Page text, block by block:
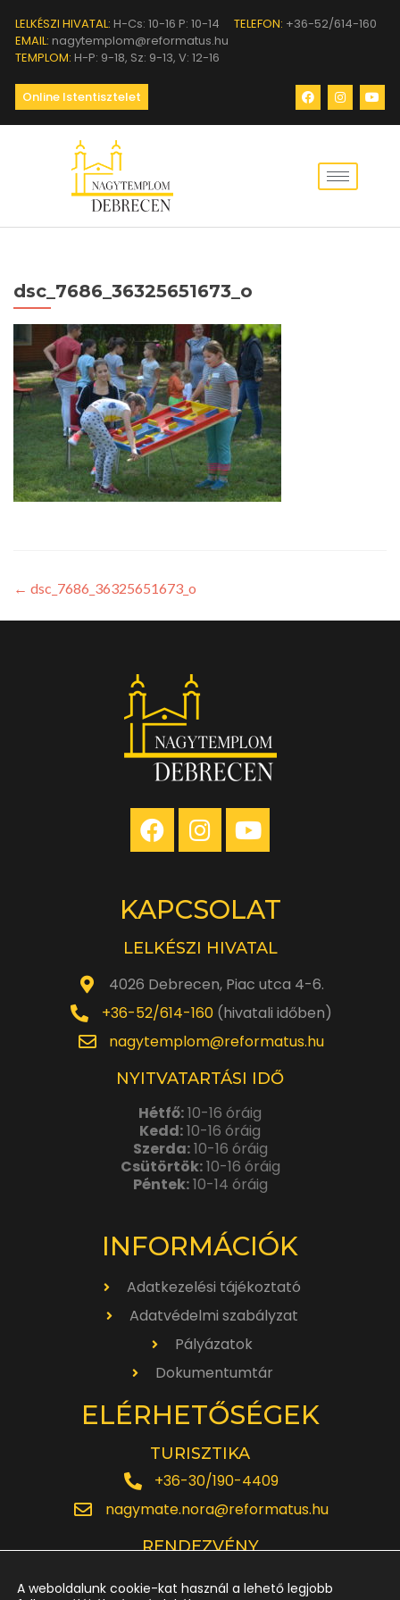
LELKÉSZI HIVATAL: H-Cs: 10-16 P: 10-14 TELEFON: +36-52/614-160
EMAIL: nagytemplom@reformatus.hu
TEMPLOM: H-P: 9-18, Sz: 9-13, V: 12-16
Online Istentisztelet
dsc_7686_36325651673_o
← dsc_7686_36325651673_o
KAPCSOLAT
LELKÉSZI HIVATAL
4026 Debrecen, Piac utca 4-6.
+36-52/614-160(hivatali időben)
nagytemplom@reformatus.hu
NYITVATARTÁSI IDŐ
Hétfő:10-16 óráig
Kedd:10-16 óráig
Szerda:10-16 óráig
Csütörtök:10-16 óráig
Péntek:10-14 óráig
INFORMÁCIÓK
Adatkezelési tájékoztató
Adatvédelmi szabályzat
Pályázatok
Dokumentumtár
ELÉRHETŐSÉGEK
TURISZTIKA
+36-30/190-4409
nagymate.nora@reformatus.hu
RENDEZVÉNY
A weboldalunk cookie-kat használ a lehető legjobb